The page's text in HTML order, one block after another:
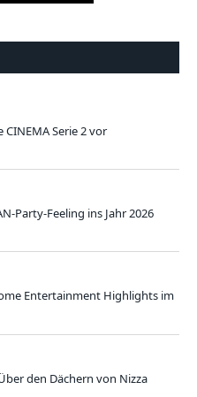
Serie 2 vor
Party-Feeling ins Jahr 2026
Entertainment Highlights im
den Dächern von Nizza